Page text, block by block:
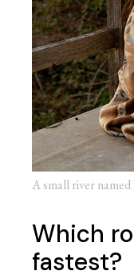
A small river
Which
fastest?